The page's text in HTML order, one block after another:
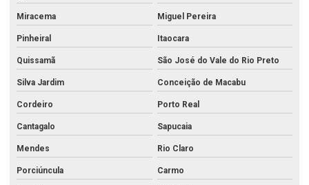
Análise de potabilidade da água para consumo humano
Análise de qualidade do ar
Análise química água mineral
Análise química da água
Análise química da água do mar
Análise de química do solo
Miracema Miguel Pereira
Pinheiral Itaocara
Quissamã São José do Vale do Rio Preto
Silva Jardim Conceição de Macabu
Cordeiro Porto Real
Cantagalo Sapucaia
Mendes Rio Claro
Porciúncula Carmo